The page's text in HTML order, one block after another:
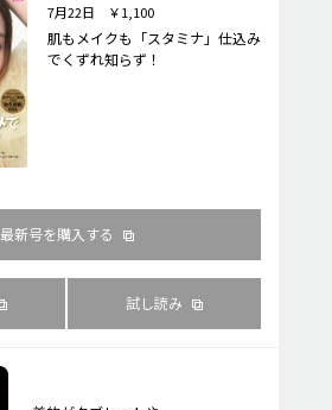
7月22日 ￥1,100
肌もメイクも「スタミナ」仕込み
でくずれ知らず！
最新号を購入する
試し読み